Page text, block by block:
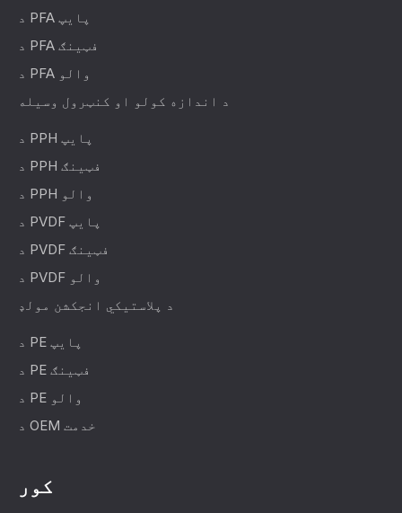
د PFA پایپ
د PFA فټینګ
د PFA والو
د اندازه کولو او کنټرول وسیله
د PPH پایپ
د PPH فټینګ
د PPH والو
د PVDF پایپ
د PVDF فټینګ
د PVDF والو
د پلاستيکي انجکشن مولډ
د PE پایپ
د PE فټینګ
د PE والو
د OEM خدمت
کور